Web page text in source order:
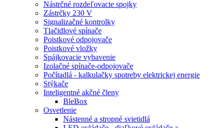
Nástrčné rozdeľovacie spojky
Zástrčky 230 V
Signalizačné kontrolky
Tlačidlové spínače
Poistkové odpojovače
Poistkové vložky
Spájkovacie vybavenie
Izolačné spínače-odpojovače
Počítadlá - kalkulačky spotreby elektrickej energie
Stýkače
Inteligentné akčné členy
BleBox
Osvetlenie
Nástenné a stropné svietidlá